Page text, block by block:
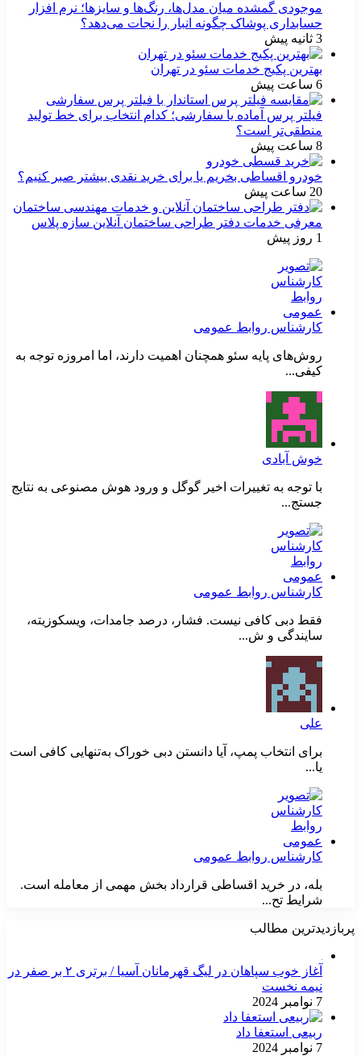
موجودی گمشده میان مدل‌ها، رنگ‌ها و سایزها؛ نرم افزار
حسابداری پوشاک چگونه انبار را نجات می‌دهد؟
3 ثانیه پیش
بهترین پکیج خدمات سئو در تهران
6 ساعت پیش
فیلتر پرس آماده یا سفارشی؛ کدام انتخاب برای خط تولید
منطقی‌تر است؟
8 ساعت پیش
خودرو اقساطی بخریم یا برای خرید نقدی بیشتر صبر کنیم؟
20 ساعت پیش
معرفی خدمات دفتر طراحی ساختمان آنلاین سازه پلاس
1 روز پیش
کارشناس روابط عمومی
روش‌های پایه سئو همچنان اهمیت دارند، اما امروزه توجه به
کیفی...
خوش آبادی
با توجه به تغییرات اخیر گوگل و ورود هوش مصنوعی به نتایج
جستج...
کارشناس روابط عمومی
فقط دبی کافی نیست. فشار، درصد جامدات، ویسکوزیته،
سایندگی و ش...
علی
برای انتخاب پمپ، آیا دانستن دبی خوراک به‌تنهایی کافی است
یا...
کارشناس روابط عمومی
بله، در خرید اقساطی قرارداد بخش مهمی از معامله است.
شرایط تح...
پربازدیدترین مطالب
آغاز خوب سپاهان در لیگ قهرمانان آسیا / برتری ۲ بر صفر در
نیمه نخست
7 نوامبر 2024
ربیعی استعفا داد
7 نوامبر 2024